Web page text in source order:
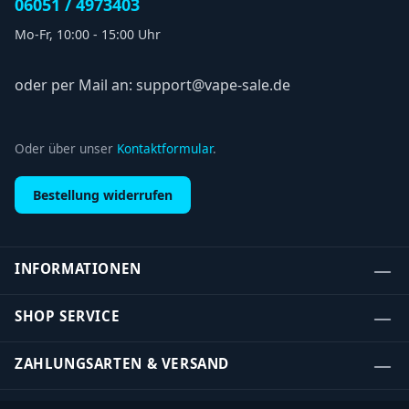
06051 / 4973403
Mo-Fr, 10:00 - 15:00 Uhr
oder per Mail an: support@vape-sale.de
Oder über unser Kontaktformular.
Bestellung widerrufen
INFORMATIONEN
SHOP SERVICE
ZAHLUNGSARTEN & VERSAND